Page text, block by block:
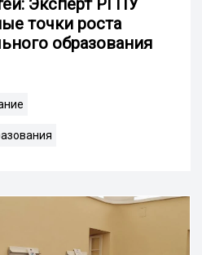
точки роста
образования